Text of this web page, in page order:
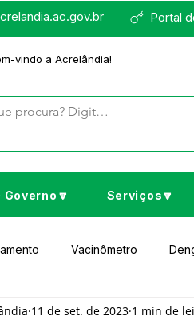
Portal
vindo a Acrelândia!
Governo🔽 Serviços🔽
Vacinômetro
Cultura e Lazer Educação
11 de set. de 2023 1 min de